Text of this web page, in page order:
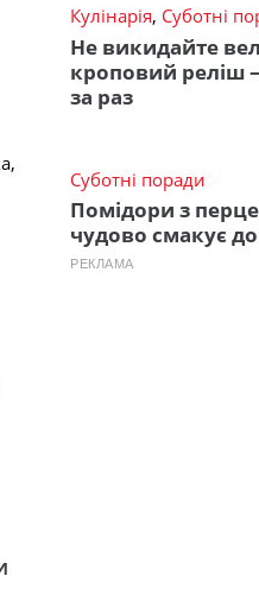
Кулінарія, Суботні
Не викидайте
кроповий реліш
за раз
Суботні поради
Помідори з
чудово смакує до
РЕКЛАМА